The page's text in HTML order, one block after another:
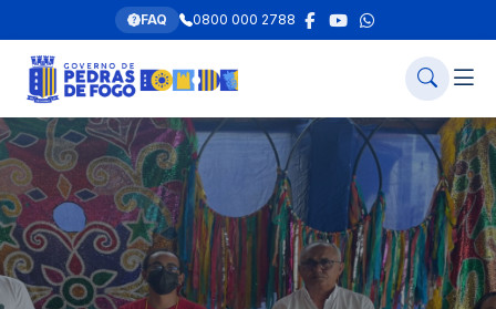
FAQ 0800 000 2788